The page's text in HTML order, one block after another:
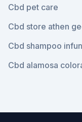
Cbd pet care
Cbd store athen
Cbd shampoo
Cbd alamosa